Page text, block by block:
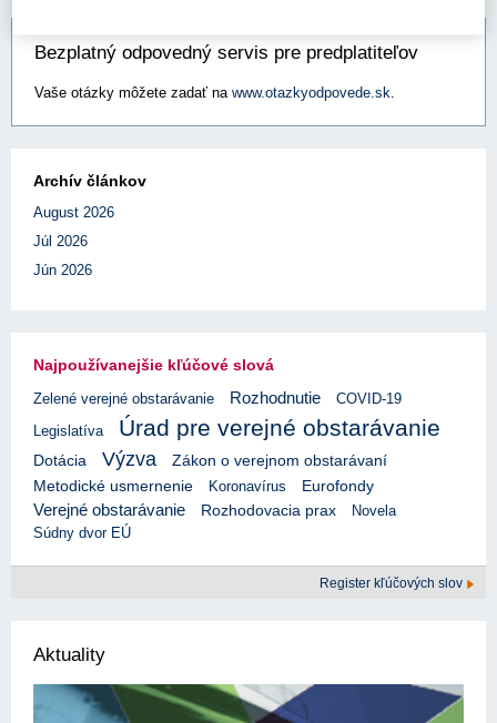
Bezplatný odpovedný servis pre predplatiteľov
Vaše otázky môžete zadať na www.otazkyodpovede.sk.
Archív článkov
August 2026
Júl 2026
Jún 2026
Najpoužívanejšie kľúčové slová
Zelené verejné obstarávanie Rozhodnutie
COVID-19
Legislatíva
Úrad pre verejné obstarávanie
Dotácia Výzva
Zákon o verejnom obstarávaní
Metodické usmernenie
Koronavírus Eurofondy
Verejné obstarávanie Rozhodovacia prax
Novela
Súdny dvor EÚ
Register kľúčových slov
Aktuality